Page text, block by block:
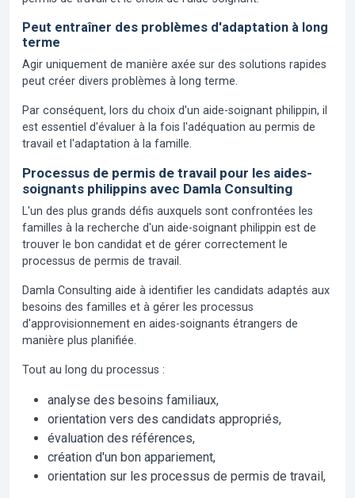
Peut entraîner des problèmes d'adaptation à long
terme
Agir uniquement de manière axée sur des solutions rapides
peut créer divers problèmes à long terme.
Par conséquent, lors du choix d'un aide-soignant philippin, il
est essentiel d'évaluer à la fois l'adéquation au permis de
travail et l'adaptation à la famille.
Processus de permis de travail pour les aides-
soignants philippins avec Damla Consulting
L'un des plus grands défis auxquels sont confrontées les
familles à la recherche d'un aide-soignant philippin est de
trouver le bon candidat et de gérer correctement le
processus de permis de travail.
Damla Consulting aide à identifier les candidats adaptés aux
besoins des familles et à gérer les processus
d'approvisionnement en aides-soignants étrangers de
manière plus planifiée.
Tout au long du processus :
analyse des besoins familiaux,
orientation vers des candidats appropriés,
évaluation des références,
création d'un bon appariement,
orientation sur les processus de permis de travail,